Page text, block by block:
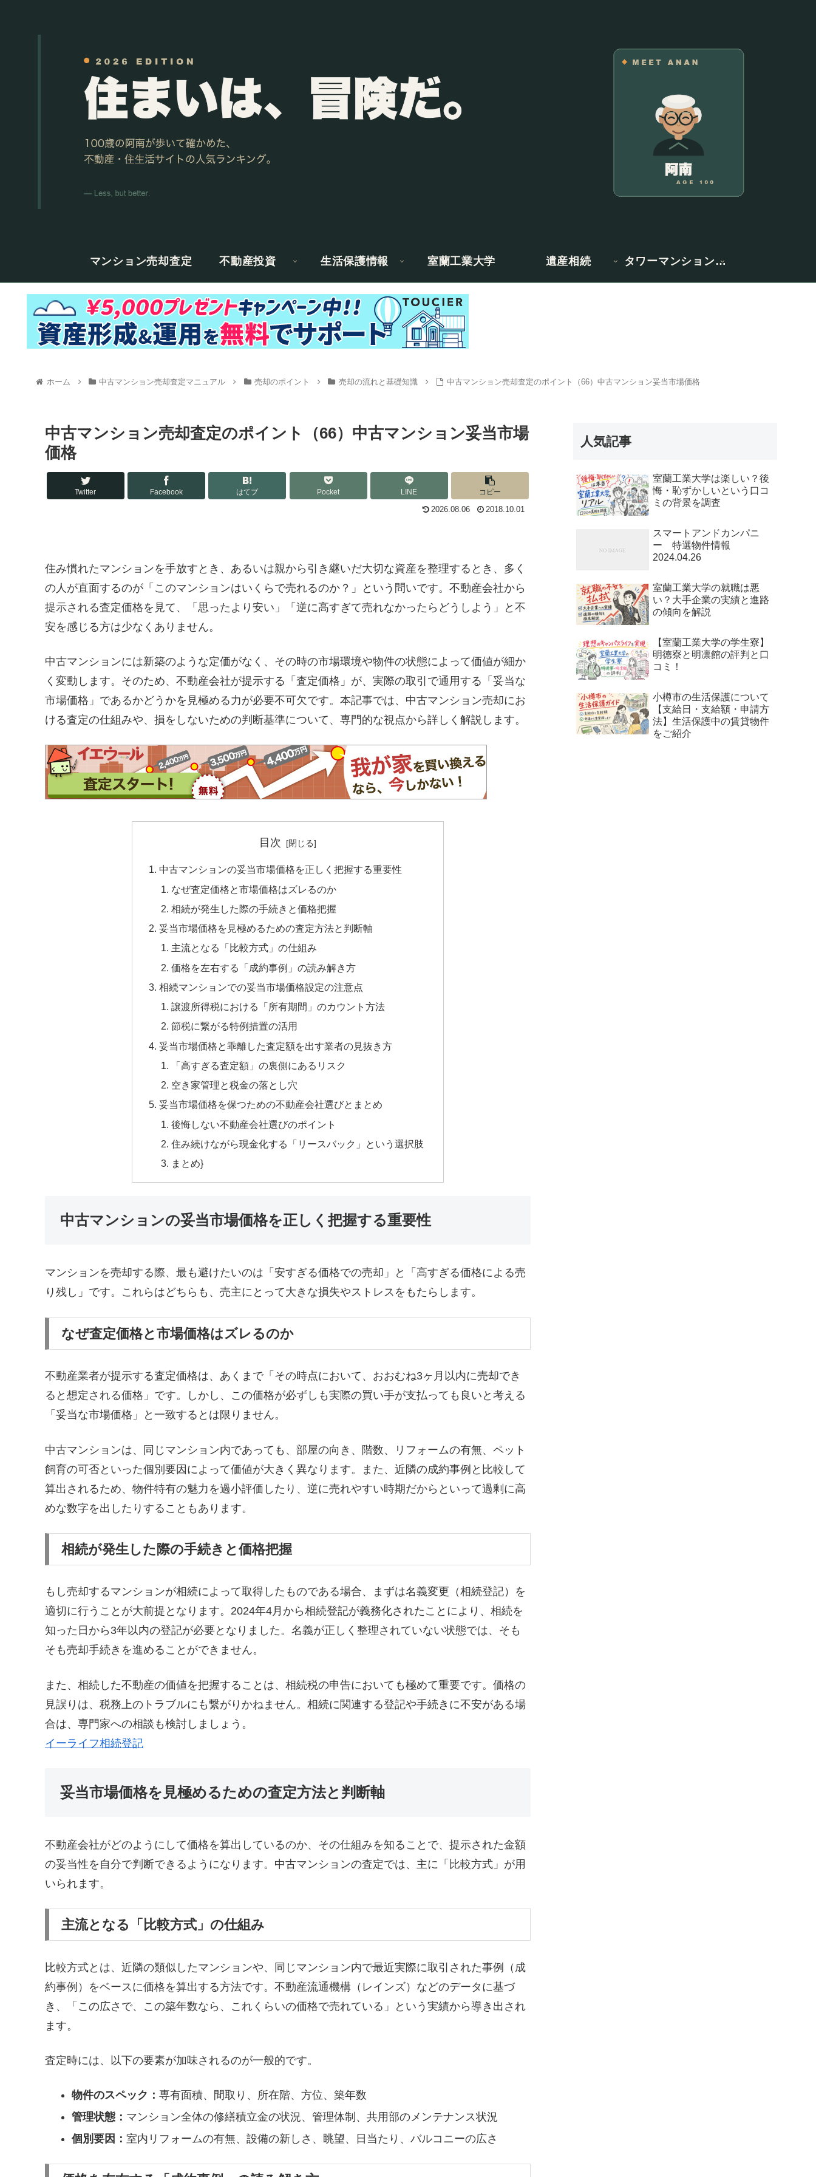
マンション売却査定 不動産投資 生活保護情報 室蘭工業大学 遺産相続 タワーマンション情
ホーム 中古マンション売却査定マニュアル 売却のポイント 売却の流れと基礎知識 中古マンション売却査定のポイント（66）中古マンション妥当市場価格
中古マンション売却査定のポイント（66）中古マンション妥当市場
価格
Twitter Facebook はてブ Pocket LINE コピー
2026.08.06 2018.10.01
住み慣れたマンションを手放すとき、あるいは親から引き継いだ大切な資産を整理するとき、多く
の人が直面するのが「このマンションはいくらで売れるのか？」という問いです。不動産会社から
提示される査定価格を見て、「思ったより安い」「逆に高すぎて売れなかったらどうしよう」と不
安を感じる方は少なくありません。
中古マンションには新築のような定価がなく、その時の市場環境や物件の状態によって価値が細か
く変動します。そのため、不動産会社が提示する「査定価格」が、実際の取引で通用する「妥当な
市場価格」であるかどうかを見極める力が必要不可欠です。本記事では、中古マンション売却にお
ける査定の仕組みや、損をしないための判断基準について、専門的な視点から詳しく解説します。
目次
中古マンションの妥当市場価格を正しく把握する重要性
なぜ査定価格と市場価格はズレるのか
相続が発生した際の手続きと価格把握
妥当市場価格を見極めるための査定方法と判断軸
主流となる「比較方式」の仕組み
価格を左右する「成約事例」の読み解き方
相続マンションでの妥当市場価格設定の注意点
譲渡所得税における「所有期間」のカウント方法
節税に繋がる特例措置の活用
妥当市場価格と乖離した査定額を出す業者の見抜き方
「高すぎる査定額」の裏側にあるリスク
空き家管理と税金の落とし穴
妥当市場価格を保つための不動産会社選びとまとめ
後悔しない不動産会社選びのポイント
住み続けながら現金化する「リースバック」という選択肢
まとめ}
中古マンションの妥当市場価格を正しく把握する重要性
マンションを売却する際、最も避けたいのは「安すぎる価格での売却」と「高すぎる価格による売
り残し」です。これらはどちらも、売主にとって大きな損失やストレスをもたらします。
なぜ査定価格と市場価格はズレるのか
不動産業者が提示する査定価格は、あくまで「その時点において、おおむね3ヶ月以内に売却でき
ると想定される価格」です。しかし、この価格が必ずしも実際の買い手が支払っても良いと考える
「妥当な市場価格」と一致するとは限りません。
中古マンションは、同じマンション内であっても、部屋の向き、階数、リフォームの有無、ペット
飼育の可否といった個別要因によって価値が大きく異なります。また、近隣の成約事例と比較して
算出されるため、物件特有の魅力を過小評価したり、逆に売れやすい時期だからといって過剰に高
めな数字を出したりすることもあります。
相続が発生した際の手続きと価格把握
もし売却するマンションが相続によって取得したものである場合、まずは名義変更（相続登記）を
適切に行うことが大前提となります。2024年4月から相続登記が義務化されたことにより、相続を
知った日から3年以内の登記が必要となりました。名義が正しく整理されていない状態では、そも
そも売却手続きを進めることができません。
また、相続した不動産の価値を把握することは、相続税の申告においても極めて重要です。価格の
見誤りは、税務上のトラブルにも繋がりかねません。相続に関連する登記や手続きに不安がある場
合は、専門家への相談も検討しましょう。
イーライフ相続登記
妥当市場価格を見極めるための査定方法と判断軸
不動産会社がどのようにして価格を算出しているのか、その仕組みを知ることで、提示された金額
の妥当性を自分で判断できるようになります。中古マンションの査定では、主に「比較方式」が用
いられます。
主流となる「比較方式」の仕組み
比較方式とは、近隣の類似したマンションや、同じマンション内で最近実際に取引された事例（成
約事例）をベースに価格を算出する方法です。不動産流通機構（レインズ）などのデータに基づ
き、「この広さで、この築年数なら、これくらいの価格で売れている」という実績から導き出され
ます。
査定時には、以下の要素が加味されるのが一般的です。
物件のスペック： 専有面積、間取り、所在階、方位、築年数
管理状態： マンション全体の修繕積立金の状況、管理体制、共用部のメンテナンス状況
個別要因： 室内リフォームの有無、設備の新しさ、眺望、日当たり、バルコニーの広さ
人気記事
室蘭工業大学は楽しい？後
悔・恥ずかしいという口コ
ミの背景を調査
スマートアンドカンパニ
ー 特選物件情報
2024.04.26
室蘭工業大学の就職は悪
い？大手企業の実績と進路
の傾向を解説
【室蘭工業大学の学生寮】
明徳寮と明凛館の評判と口
コミ！
小樽市の生活保護について
【支給日・支給額・申請方
法】生活保護中の賃貸物件
をご紹介